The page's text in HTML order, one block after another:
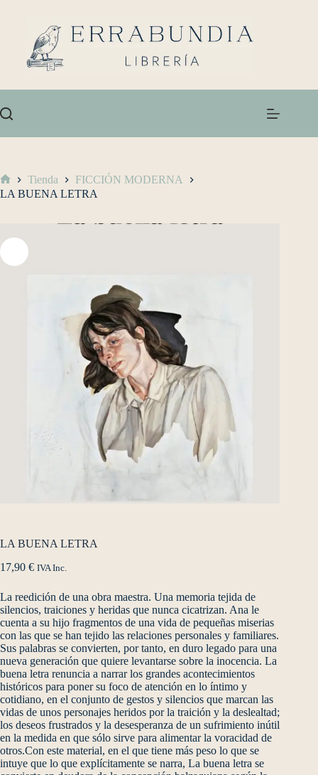
Tienda
FICCIÓN MODERNA
LA BUENA LETRA
LA BUENA LETRA
17,90 € IVA Inc.
La reedición de una obra maestra. Una memoria tejida de
silencios, traiciones y heridas que nunca cicatrizan. Ana le
cuenta a su hijo fragmentos de una vida de pequeñas miserias
con las que se han tejido las relaciones personales y familiares.
Sus palabras se convierten, por tanto, en duro legado para una
nueva generación que quiere levantarse sobre la inocencia. La
buena letra renuncia a narrar los grandes acontecimientos
históricos para poner su foco de atención en lo íntimo y
cotidiano, en el conjunto de gestos y silencios que marcan las
vidas de unos personajes heridos por la traición y la deslealtad;
los deseos frustrados y la desesperanza de un sufrimiento inútil
en la medida en que sólo sirve para alimentar la voracidad de
otros.Con este material, en el que tiene más peso lo que se
intuye que lo que explícitamente se narra, La buena letra se